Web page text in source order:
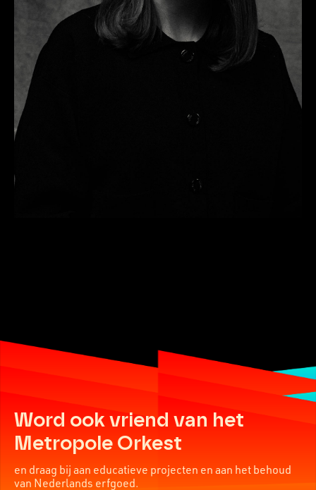
Word ook vriend van het
Metropole Orkest
en draag bij aan educatieve projecten en aan het behoud
van Nederlands erfgoed.